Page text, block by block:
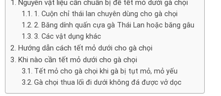
Nguyên vật liệu cần chuẩn bị để tết mỏ dưới gà chọi
1. Cuộn chỉ thái lan chuyên dùng cho gà chọi
2. Băng dính quấn cựa gà Thái Lan hoặc băng gâu
3. Các vật dụng khác
Hướng dẫn cách tết mỏ dưới cho gà chọi
Khi nào cần tết mỏ dưới cho gà chọi
Tết mỏ cho gà chọi khi gà bị tụt mỏ, mỏ yếu
Gà chọi thua lối đi dưới không đá được vở dọc